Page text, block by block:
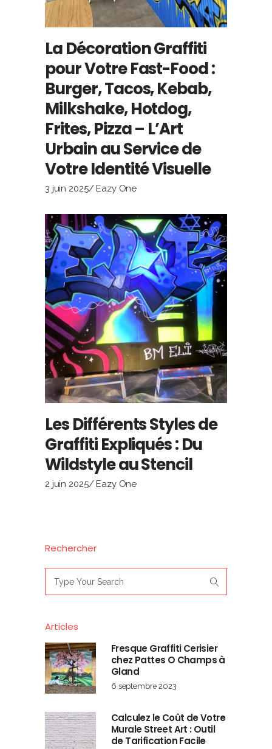
La Décoration Graffiti
pour Votre Fast-Food :
Burger, Tacos, Kebab,
Milkshake, Hotdog,
Frites, Pizza – L’Art
Urbain au Service de
Votre Identité Visuelle
3 juin 2025 Eazy One
Les Différents Styles de
Graffiti Expliqués : Du
Wildstyle au Stencil
2 juin 2025 Eazy One
Rechercher
for:
Articles
Fresque Graffiti Cerisier
chez Pattes O Champs à
Gland
6 septembre 2023
Calculez le Coût de Votre
Murale Street Art : Outil
de Tarification Facile